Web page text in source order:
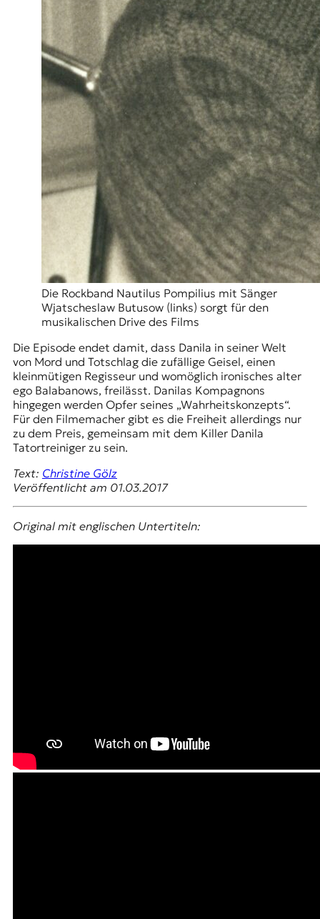
Die Rockband Nautilus Pompilius mit Sänger
Wjatscheslaw Butusow (links) sorgt für den
musikalischen Drive des Films
Die Episode endet damit, dass Danila in seiner Welt
von Mord und Totschlag die zufällige Geisel, einen
kleinmütigen Regisseur und womöglich ironisches alter
ego Balabanows, freilässt. Danilas Kompagnons
hingegen werden Opfer seines „Wahrheitskonzepts“.
Für den Filmemacher gibt es die Freiheit allerdings nur
zu dem Preis, gemeinsam mit dem Killer Danila
Tatortreiniger zu sein.
Text: Christine Gölz
Veröffentlicht am 01.03.2017
Original mit englischen Untertiteln: